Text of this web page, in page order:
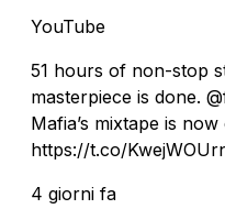
YouTube
51 hours of non-stop
masterpiece is done.
Mafia’s mixtape is
https://t.co/
4 giorni fa